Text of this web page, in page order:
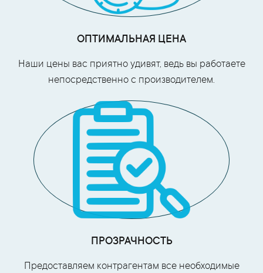
ОПТИМАЛЬНАЯ ЦЕНА
Наши цены вас приятно удивят, ведь вы работаете
непосредственно с производителем.
ПРОЗРАЧНОСТЬ
Предоставляем контрагентам все необходимые